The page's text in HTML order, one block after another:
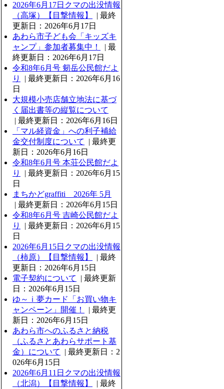
2026年6月17日クマの出没情報
（高塚）【目撃情報】
| 最終
更新日：2026年6月17日
あわら市子ども会「キッズキ
ャンプ」参加者募集中！
| 最
終更新日：2026年6月17日
令和8年6月号 剱岳公民館だよ
り
| 最終更新日：2026年6月16
日
大規模小売店舗立地法に基づ
く届出書等の縦覧について
| 最終更新日：2026年6月16日
「マル経資金」への利子補給
金交付制度について
| 最終更
新日：2026年6月16日
令和8年6月号 本荘公民館だよ
り
| 最終更新日：2026年6月15
日
まちかどgraffiti 2026年 5月
| 最終更新日：2026年6月15日
令和8年6月号 吉崎公民館だよ
り
| 最終更新日：2026年6月15
日
2026年6月15日クマの出没情報
（柿原）【目撃情報】
| 最終
更新日：2026年6月15日
電子契約について
| 最終更新
日：2026年6月15日
ゆ～ｉ夢カード「お買い物キ
ャンペーン」開催！
| 最終更
新日：2026年6月15日
あわら市へのふるさと納税
（ふるさとあわらサポート基
金）について
| 最終更新日：2
026年6月15日
2026年6月11日クマの出没情報
（北潟）【目撃情報】
| 最終